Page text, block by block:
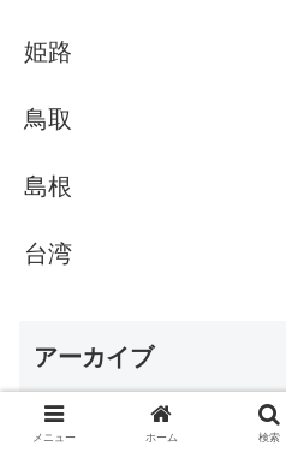
姫路
鳥取
島根
台湾
アーカイブ
メニュー ホーム 検索